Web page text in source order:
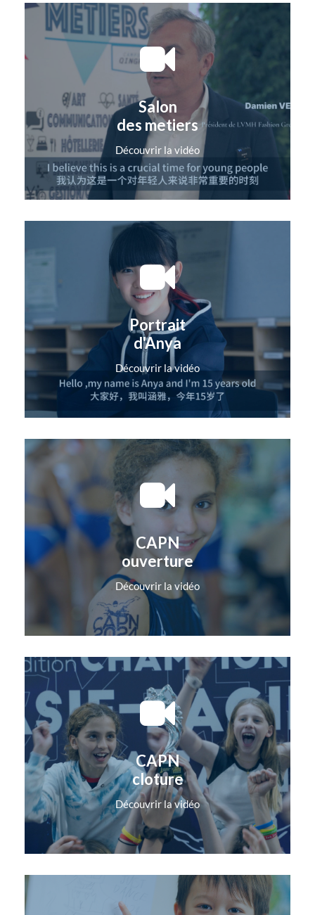
Salon
des metiers
Découvrir la vidéo
Portrait
d'Anya
Découvrir la vidéo
CAPN
ouverture
Découvrir la vidéo
CAPN
cloture
Découvrir la vidéo